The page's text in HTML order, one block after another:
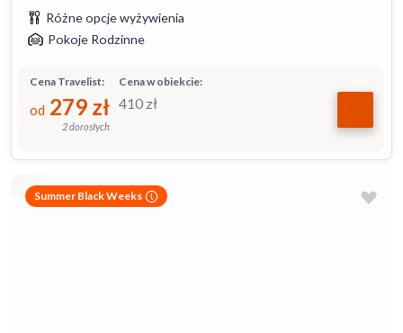
Różne opcje wyżywienia
Pokoje Rodzinne
Cena w obiekcie:
410 zł
Cena Travelist:
od 279 zł
2 dorosłych
Summer Black Weeks